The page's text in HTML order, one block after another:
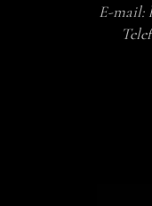
E-mail: